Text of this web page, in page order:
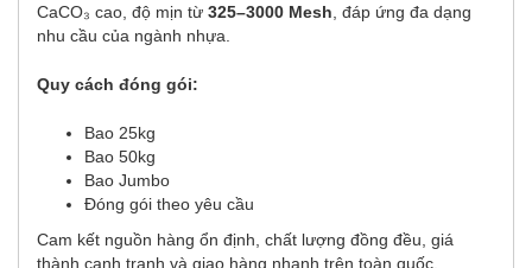
CaCO₃ cao, độ mịn từ 325–3000 Mesh, đáp ứng đa dạng
nhu cầu của ngành nhựa.
Quy cách đóng gói:
Bao 25kg
Bao 50kg
Bao Jumbo
Đóng gói theo yêu cầu
Cam kết nguồn hàng ổn định, chất lượng đồng đều, giá
thành cạnh tranh và giao hàng nhanh trên toàn quốc.